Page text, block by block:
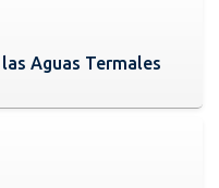
Aguas Termales